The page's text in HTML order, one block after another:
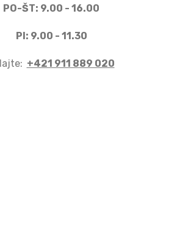
PO-ŠT: 9.00 - 16.00
PI: 9.00 - 11.30
+421 911 889 020